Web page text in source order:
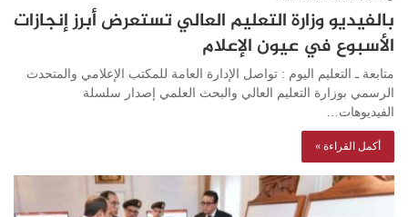
بالفيديو وزارة التعليم العالي تستعرض أبرز إنجازات
الأسبوع في عيون الإعلام
متابعة ـ التعليم اليوم : تواصل الإدارة العامة للمكتب الإعلامي والمتحدث
الرسمي بوزارة التعليم العالي والبحث العلمي إصدار سلسلة
الفيديوهات…
أكمل القراءة »